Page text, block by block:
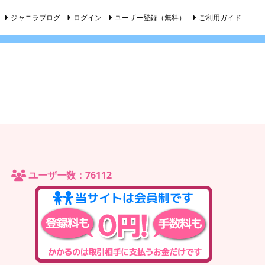
ジャニラブログ ログイン ユーザー登録（無料） ご利用ガイド
ユーザー数：76112